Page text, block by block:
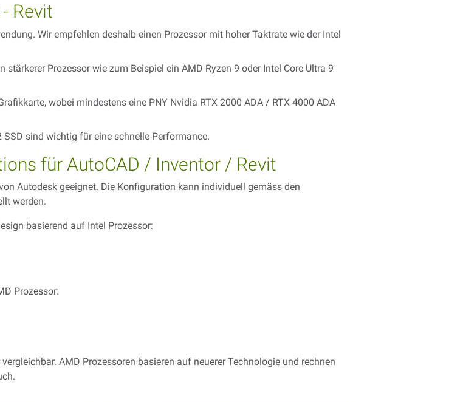
Revit
Wir empfehlen deshalb einen Prozessor mit hoher Taktrate wie der Intel
Prozessor wie zum Beispiel ein AMD Ryzen 9 oder Intel Core Ultra 9
wobei mindestens eine PNY Nvidia RTX 2000 ADA / RTX 4000 ADA
sind wichtig für eine schnelle Performance.
für AutoCAD / Inventor / Revit
Autodesk geeignet. Die Konfiguration kann individuell gemäss den
werden.
basierend auf Intel Prozessor:
Prozessor:
AMD Prozessoren basieren auf neuerer Technologie und rechnen